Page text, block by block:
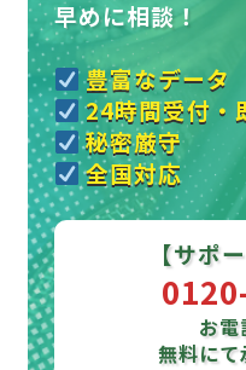
早めに相談！
豊富なデータ
24時間受付・
秘密厳守
全国対応
【サポ
お
無料にて